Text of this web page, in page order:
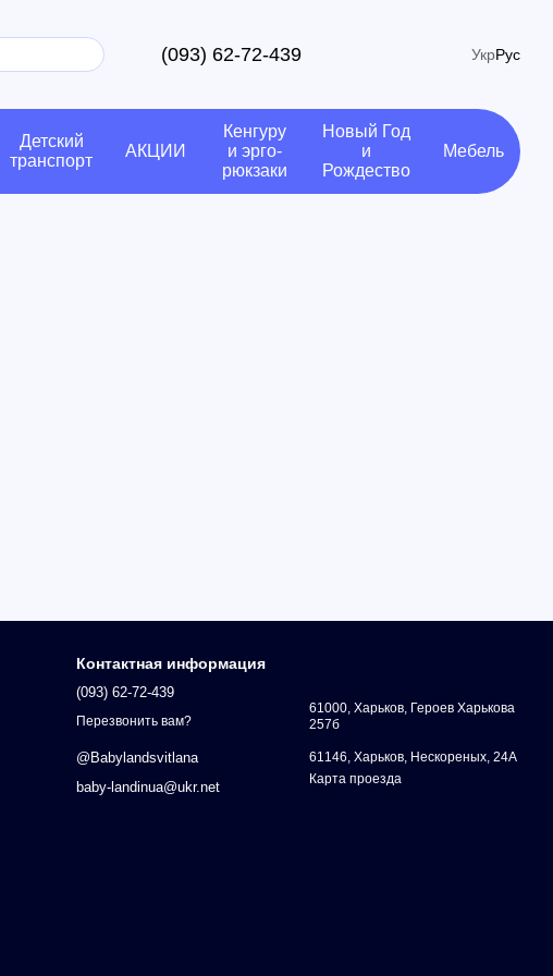
(093) 62-72-439 УкрРус
Детский
транспорт
АКЦИИ
Кенгуру
и эрго-
рюкзаки
Новый Год
и
Рождество
Мебель
Контактная информация
(093) 62-72-439
Перезвонить вам?
@Babylandsvitlana
baby-landinua@ukr.net
61000, Харьков, Героев Харькова
257б
61146, Харьков, Нескореных, 24А
Карта проезда